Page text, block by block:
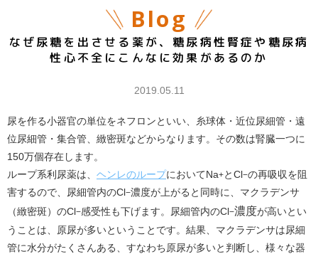
Blog
なぜ尿糖を出させる薬が、糖尿病性腎症や糖尿病
性心不全にこんなに効果があるのか
2019.05.11
尿を作る小器官の単位をネフロンといい、糸球体・近位尿細管・遠
位尿細管・集合管、緻密斑などからなります。その数は腎臓一つに
150万個存在します。
ループ系利尿薬は、 ヘンレのループにおいてNa+とCl−の再吸収を阻
害するので、尿細管内のCl−濃度が上がると同時に、マクラデンサ
（緻密斑）のCl−感受性も下げます。 尿細管内のCl−濃度が高いとい
うことは、原尿が多いということです。結果、マクラデンサは尿細
管に水分がたくさんある、すなわち原尿が多いと判断し、様々な器